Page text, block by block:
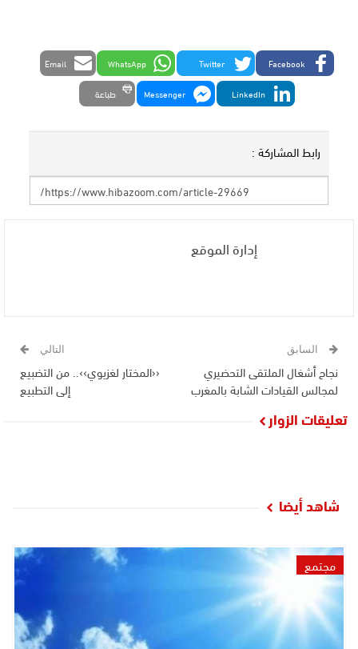
Facebook
Twitter
WhatsApp
Email
LinkedIn
Messenger طباعة
رابط المشاركة :
إدارة الموقع
السابق
نجاح أشغال الملتقى التحضيري
لمجالس القيادات الشابة بالمغرب
التالي
‹‹المختار لغزيوي››.. من التضبيع
إلى التطبيع
تعليقات الزوار
شاهد أيضا
مجتمع